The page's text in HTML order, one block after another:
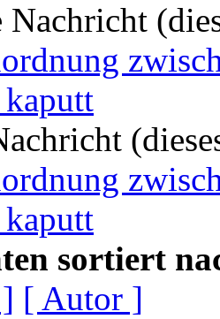
Nachricht
sortiert
[ Autor ]